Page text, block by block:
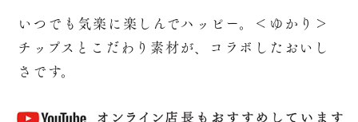
いつでも気楽に楽しんでハッピー。＜ゆかり＞
チップスとこだわり素材が、コラボしたおいし
さです。